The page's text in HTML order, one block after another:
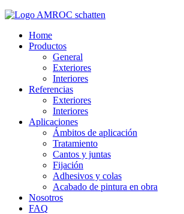
Home
Productos
General
Exteriores
Interiores
Referencias
Exteriores
Interiores
Aplicaciones
Ámbitos de aplicación
Tratamiento
Cantos y juntas
Fijación
Adhesivos y colas
Acabado de pintura en obra
Nosotros
FAQ